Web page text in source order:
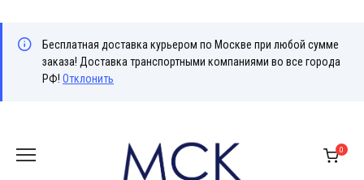
Бесплатная доставка курьером по Москве при любой сумме
заказа! Доставка транспортными компаниями во все города
РФ! Отклонить
содержанию
0